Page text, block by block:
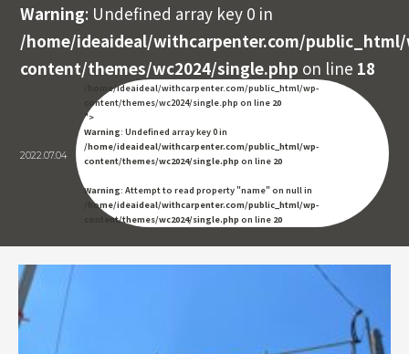
Warning: Undefined array key 0 in
/home/ideaideal/withcarpenter.com/
content/themes/wc2024/single.php on line 18
2022.07.04
/home/ideaideal/withcarpenter.com/public_html/wp-
content/themes/wc2024/single.php on line 20
">
Warning: Undefined array key 0 in
/home/ideaideal/withcarpenter.com/public_html/wp-
content/themes/wc2024/single.php on line 20
Warning: Attempt to read property "name" on null in
/home/ideaideal/withcarpenter.com/public_html/wp-
content/themes/wc2024/single.php on line 20